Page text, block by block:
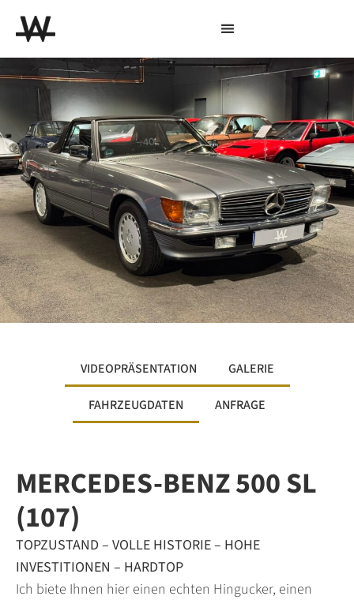
VIDEOPRÄSENTATION GALERIE
FAHRZEUGDATEN ANFRAGE
MERCEDES-BENZ 500 SL
(107)
TOPZUSTAND – VOLLE HISTORIE – HOHE
INVESTITIONEN – HARDTOP
Ich biete Ihnen hier einen echten Hingucker, einen